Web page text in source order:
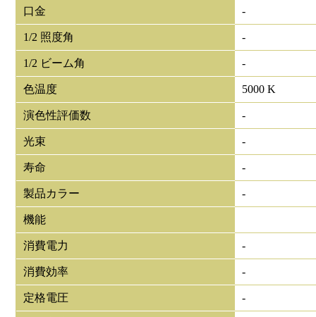
口金 -
1/2 照度角 -
1/2 ビーム角 -
色温度 5000 K
演色性評価数 -
光束 -
寿命 -
製品カラー -
機能
消費電力 -
消費効率 -
定格電圧 -